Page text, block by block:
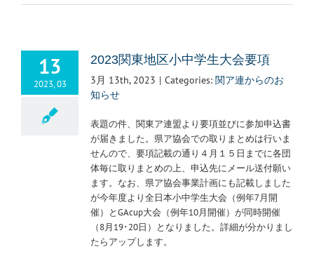
13
2023, 03
2023関東地区小中学生大会要項
3月 13th, 2023 | Categories: 関ア連からのお
知らせ
表題の件、関東ア連盟より要項並びに参加申込書
が届きました。県ア協会での取りまとめは行いま
せんので、要項記載の通り４月１５日までに各団
体毎に取りまとめの上、申込先にメール送付願い
ます。なお、県ア協会事業計画にも記載しました
が今年度より全日本小中学生大会（例年7月開
催）とGAcup大会（例年10月開催）が同時開催
（8月19･20日）となりました。詳細が分かりまし
たらアップします。